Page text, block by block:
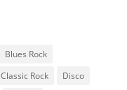
Blues Rock
Classic Rock
Disco